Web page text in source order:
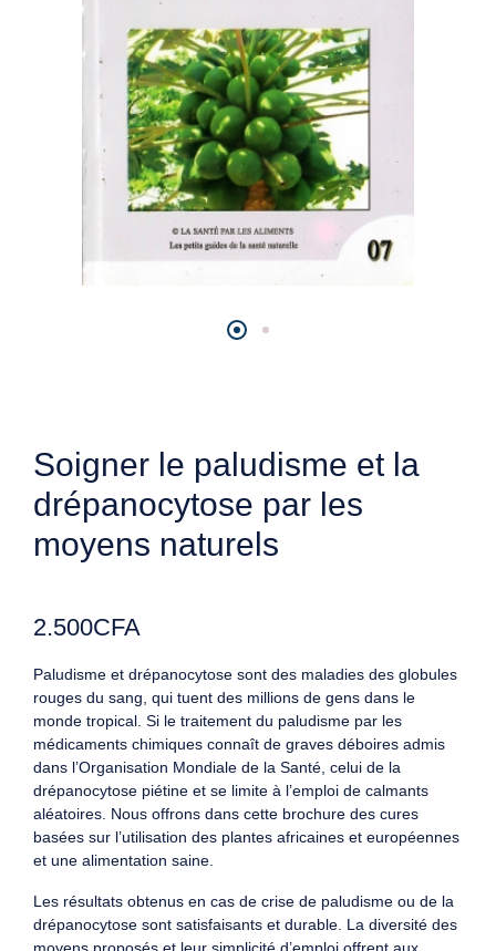
Soigner le paludisme et la
drépanocytose par les
moyens naturels
2.500CFA
Paludisme et drépanocytose sont des maladies des globules
rouges du sang, qui tuent des millions de gens dans le
monde tropical. Si le traitement du paludisme par les
médicaments chimiques connaît de graves déboires admis
dans l’Organisation Mondiale de la Santé, celui de la
drépanocytose piétine et se limite à l’emploi de calmants
aléatoires. Nous offrons dans cette brochure des cures
basées sur l’utilisation des plantes africaines et européennes
et une alimentation saine.
Les résultats obtenus en cas de crise de paludisme ou de la
drépanocytose sont satisfaisants et durable. La diversité des